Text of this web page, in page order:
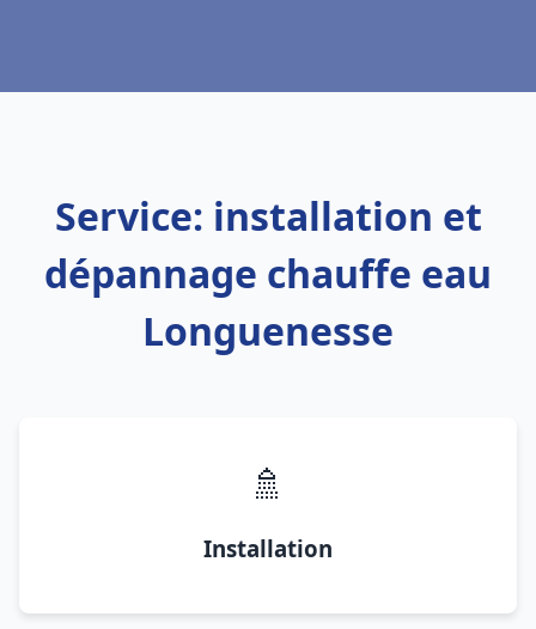
Service: installation et
dépannage chauffe eau
Longuenesse
🚿
Installation